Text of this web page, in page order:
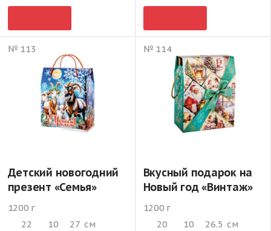
№ 113
Детский новогодний
презент «Семья»
1200 г
22
10 27 см
№ 114
Вкусный подарок на
Новый год «Винтаж»
1200 г
20
10 26.5 см